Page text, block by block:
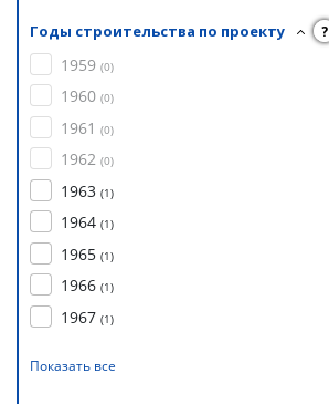
Годы строительства по проекту ?
1959 (0)
1960 (0)
1961 (0)
1962 (0)
1963 (1)
1964 (1)
1965 (1)
1966 (1)
1967 (1)
Показать все